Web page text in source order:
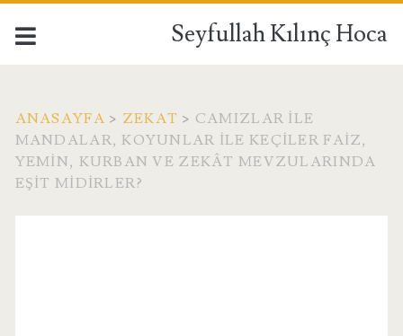
Seyfullah Kılınç Hoca
ANASAYFA > ZEKAT > CAMIZLAR ILE
MANDALAR, KOYUNLAR ILE KEÇILER FAIZ,
YEMIN, KURBAN VE ZEKÂT MEVZULARINDA
EŞIT MIDIRLER?